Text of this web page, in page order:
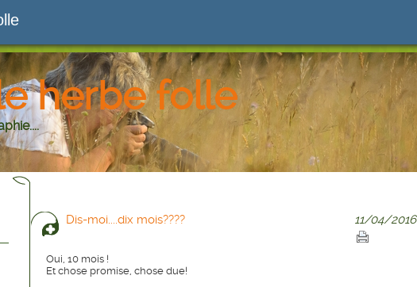
herbe folle
Dis-moi....dix mois???? 11/04/2016
Oui, 10 mois !
Et chose promise, chose due!